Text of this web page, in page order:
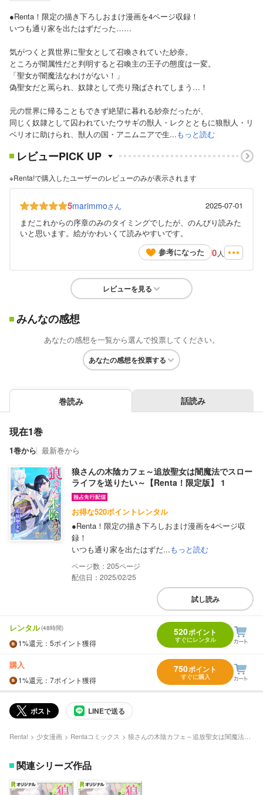
●Renta！限定の描き下ろしおまけ漫画を4ページ収録！
いつも通り家を出たはずだった……
気がつくと異世界に聖女として召喚されていた紗奈。
ところが闇属性だと判明すると召喚主の王子の態度は一変。
「聖女が闇魔法なわけがない！」
偽聖女だと罵られ、奴隷として売り飛ばされてしまう…！
元の世界に帰ることもできず絶望に暮れる紗奈だったが、
同じく奴隷として囚われていたウサギの獣人・レクとともに狼獣人・リ
ベリオに助けられ、獣人の国・アニムニアで生...もっと読む
レビューPICK UP
※Renta!で購入したユーザーのレビューのみが表示されます
5marimmoさん
2025-07-01
まだこれからの序章のみのタイミングでしたが、のんびり読みた
いと思います。絵がかわいくて読みやすいです。
参考になった
0 人
レビューを見る
みんなの感想
あなたの感想を一覧から選んで投票してください。
あなたの感想を投票する
巻読み 話読み
現在1巻
1巻から 最新巻から
狼さんの木陰カフェ～追放聖女は闇魔法でスロー
ライフを送りたい～【Renta！限定版】 1
お得な520ポイントレンタル
●Renta！限定の描き下ろしおまけ漫画を4ページ収
録！
いつも通り家を出たはずだ...もっと読む
205
配信日：2025/02/25
試し読み
レンタル(48時間)
1%還元 ：5ポイント獲得
520ポイント
すぐにレンタル
購入
1%還元 ：7ポイント獲得
750ポイント
すぐに購入
ポスト LINEで送る
Renta! 少女漫画 Rentaコミックス
関連シリーズ作品